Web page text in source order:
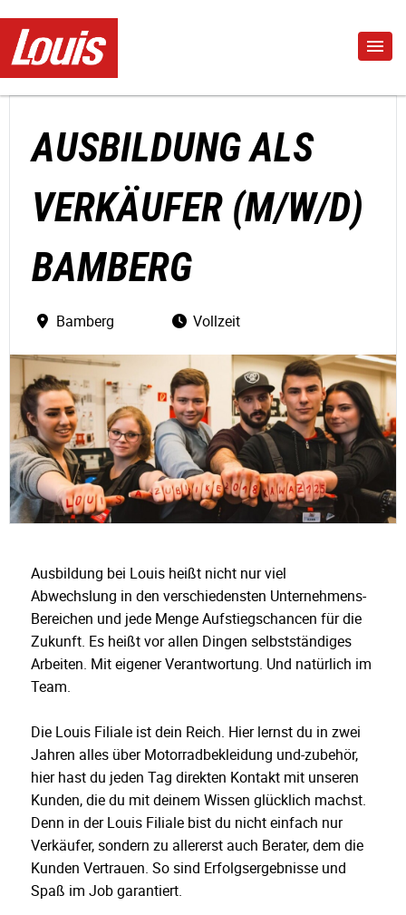
AUSBILDUNG ALS
VERKÄUFER (M/W/D)
BAMBERG
Bamberg Vollzeit
Ausbildung bei Louis heißt nicht nur viel
Abwechslung in den verschiedensten Unternehmens-
Bereichen und jede Menge Aufstiegschancen für die
Zukunft. Es heißt vor allen Dingen selbstständiges
Arbeiten. Mit eigener Verantwortung. Und natürlich im
Team.
Die Louis Filiale ist dein Reich. Hier lernst du in zwei
Jahren alles über Motorradbekleidung und-zubehör,
hier hast du jeden Tag direkten Kontakt mit unseren
Kunden, die du mit deinem Wissen glücklich machst.
Denn in der Louis Filiale bist du nicht einfach nur
Verkäufer, sondern zu allererst auch Berater, dem die
Kunden Vertrauen. So sind Erfolgsergebnisse und
Spaß im Job garantiert.